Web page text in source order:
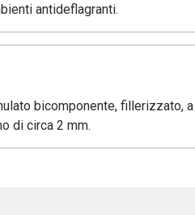
antideflagranti.
bicomponente,
di circa 2 mm.